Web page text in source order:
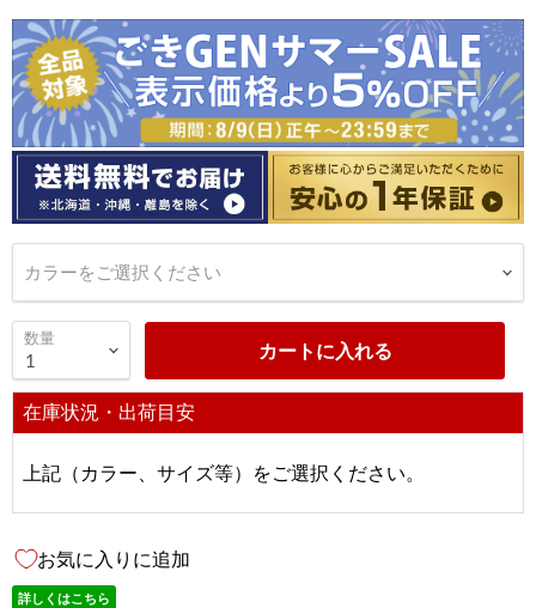
カラーをご選択ください
数量
カートに入れる
在庫状況・出荷目安
上記（カラー、サイズ等）をご選択ください。
お気に入りに追加
詳しくはこちら